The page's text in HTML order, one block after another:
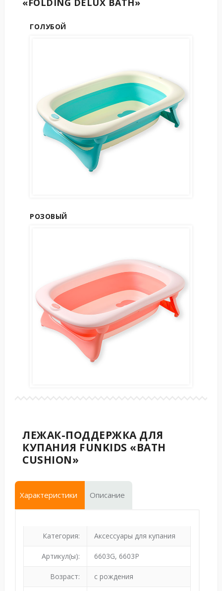
«FOLDING DELUX BATH»
ГОЛУБОЙ
РОЗОВЫЙ
ЛЕЖАК-ПОДДЕРЖКА ДЛЯ
КУПАНИЯ FUNKIDS «BATH
CUSHION»
Характеристики Описание
Категория: Аксессуары для купания
Артикул(ы): 6603G, 6603P
Возраст: с рождения